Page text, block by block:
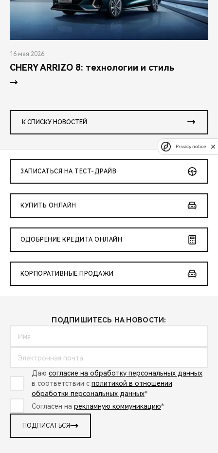
16 мая 2026
CHERY ARRIZO 8: технологии и стиль
К СПИСКУ НОВОСТЕЙ
ЗАПИСАТЬСЯ НА ТЕСТ-ДРАЙВ
КУПИТЬ ОНЛАЙН
ОДОБРЕНИЕ КРЕДИТА ОНЛАЙН
КОРПОРАТИВНЫЕ ПРОДАЖИ
ПОДПИШИТЕСЬ НА НОВОСТИ:
Даю согласие на обработку персональных данных
в соответствии с политикой в отношении
обработки персональных данных*
Согласен на рекламную коммуникацию*
ПОДПИСАТЬСЯ
Privacy notice